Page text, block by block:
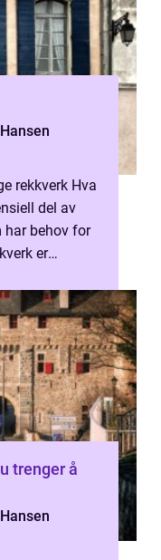
rekkverk Hva
del av
har behov for
er
trenger å